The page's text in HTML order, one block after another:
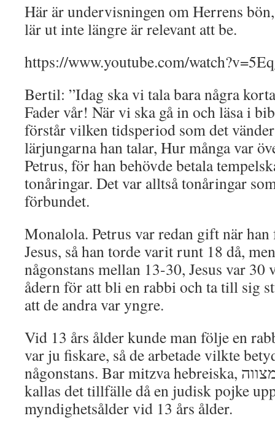
Här är undervisningen om Herrens
lär ut inte längre är relevant att be.
https://www.youtube.com/
Bertil: ”Idag ska vi tala bara några
Fader vår! När vi ska gå in och läsa i
förstår vilken tidsperiod som det
lärjungarna han talar, Hur många var
Petrus, för han behövde betala
tonåringar. Det var alltså tonåringar
förbundet.
Monalola. Petrus var redan gift när han
Jesus, så han torde varit runt 18 då,
någonstans mellan 13-30, Jesus var
ådern för att bli en rabbi och ta till sig
att de andra var yngre.
Vid 13 års ålder kunde man följe en
var ju fiskare, så de arbetade vilkte
någonstans. Bar mitzva hebreiska, בר מצווה, ”budets son”
kallas det tillfälle då en judisk pojke
myndighetsålder vid 13 års ålder.